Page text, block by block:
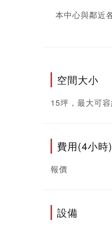
本中心與鄰近
空間大小
15坪，最大可
費用(4小時)
報價
設備